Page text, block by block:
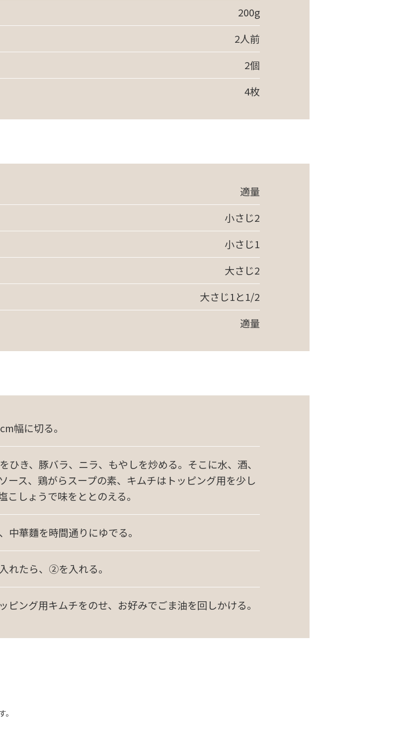
200g
2人前
2個
4枚
適量
小さじ2
小さじ1
大さじ2
大さじ1と1/2
適量
幅に切る。
ひき、豚バラ、ニラ、もやしを炒める。そこに水、酒、
ース、鶏がらスープの素、キムチはトッピング用を少し
こしょうで味をととのえる。
中華麵を時間通りにゆでる。
れたら、②を入れる。
ピング用キムチをのせ、お好みでごま油を回しかける。